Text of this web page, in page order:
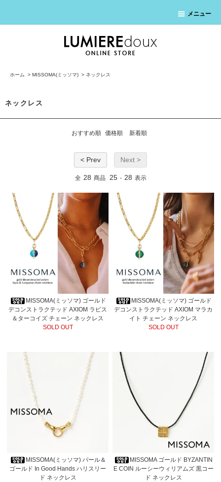
メニュー
ホーム > MISSOMA(ミッソマ) > ネックレス
ネックレス
おすすめ順 価格順 新着順
< Prev Next >
全 28 商品 25 - 28 表示
MISSOMA(ミッソマ) ゴールド
デコンストラクテッド AXIOM ラピス
＆ターコイズ チェーン ネックレス
SOLD OUT
MISSOMA(ミッソマ) ゴールド
デコンストラクテッド AXIOM マラカ
イト チェーン ネックレス
SOLD OUT
MISSOMA(ミッソマ) パール＆
ゴールド In Good Hands ハリスリー
ド ネックレス
MISSOMA ゴールド BYZANTIN
E COIN ルーシーウィリアムズ 黒コー
ド ネックレス